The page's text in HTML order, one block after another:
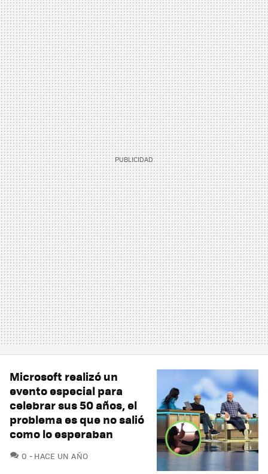
Microsoft realizó un
evento especial para
celebrar sus 50 años, el
problema es que no salió
como lo esperaban
0 COMENTARIOS
HACE UN AÑO